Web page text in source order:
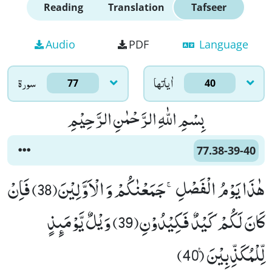
Reading Translation Tafseer
Audio PDF Language
سورۃ 77 اٰياتها 40
بِسْمِ اللّٰهِ الرَّحْمٰنِ الرَّحِیْمِ
77.38-39-40
هٰذَا یَوْمُ الْفَصْلِۚ-جَمَعْنٰكُمْ وَ الْاَوَّلِیْنَ(38) فَاِنْ
كَانَ لَكُمْ كَیْدٌ فَكِیْدُوْنِ(39) وَیْلٌ یَّوْمَىٕذٍ
لِّلْمُكَذِّبِیْنَ۠ (40)